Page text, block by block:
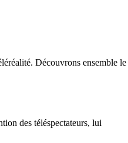
Découvrons ensemble le
des téléspectateurs, lui